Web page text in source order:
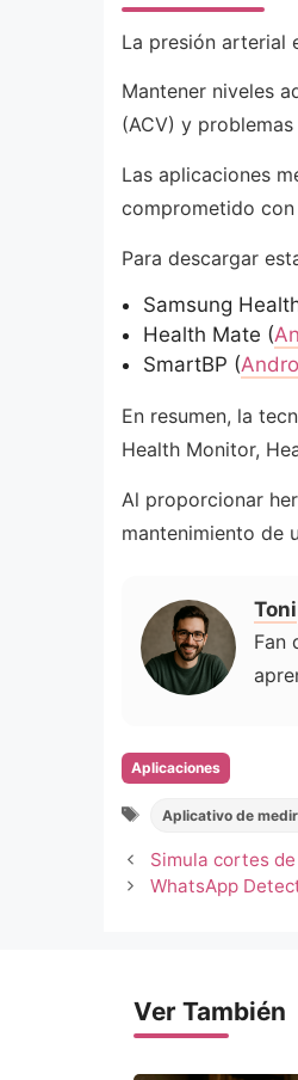
La presión arterial
Mantener niveles
(ACV) y problemas
Las aplicaciones
comprometido
Para descargar
Samsung
Health Mate (
SmartBP (
En resumen, la
Health Monitor,
Al proporcionar
mantenimiento de
Toni
Fan
Categorias
Aplicaciones
Tags
Aplicativo de
Simula cortes
WhatsApp
Ver También